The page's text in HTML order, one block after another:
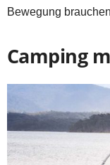
Bewegung
Camping